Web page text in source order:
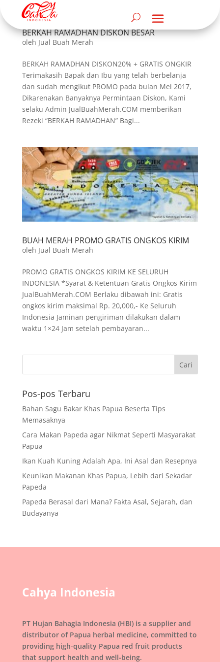
BERKAH RAMADHAN DISKON BESAR
oleh Jual Buah Merah
BERKAH RAMADHAN DISKON20% + GRATIS ONGKIR
Terimakasih Bapak dan Ibu yang telah berbelanja
dan sudah mengikut PROMO pada bulan Mei 2017,
Dikarenakan Banyaknya Permintaan Diskon, Kami
selaku Admin JualBuahMerah.COM memberikan
Rezeki “BERKAH RAMADHAN” Bagi...
BUAH MERAH PROMO GRATIS ONGKOS KIRIM
oleh Jual Buah Merah
PROMO GRATIS ONGKOS KIRIM KE SELURUH
INDONESIA *Syarat & Ketentuan Gratis Ongkos Kirim
JualBuahMerah.COM Berlaku dibawah ini: Gratis
ongkos kirim maksimal Rp. 20,000,- Ke Seluruh
Indonesia Jaminan pengiriman dilakukan dalam
waktu 1×24 Jam setelah pembayaran...
Pos-pos Terbaru
Bahan Sagu Bakar Khas Papua Beserta Tips
Memasaknya
Cara Makan Papeda agar Nikmat Seperti Masyarakat
Papua
Ikan Kuah Kuning Adalah Apa, Ini Asal dan Resepnya
Keunikan Makanan Khas Papua, Lebih dari Sekadar
Papeda
Papeda Berasal dari Mana? Fakta Asal, Sejarah, dan
Budayanya
Cahya Indonesia
PT Hujan Bahagia Indonesia (HBI) is a supplier and
distributor of Papua herbal medicine, committed to
providing high-quality Papua red fruit products
that support health and well-being.